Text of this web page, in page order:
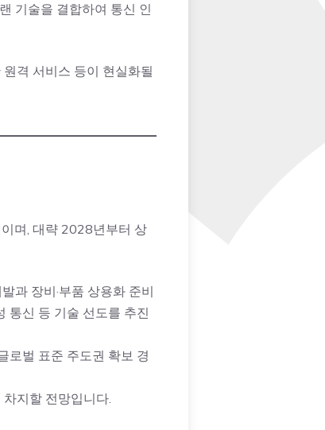
기술을 결합하여 통신 인
격 서비스 등이 현실화될
며, 대략 2028년부터 상
과 장비·부품 상용화 준비
통신 등 기술 선도를 추진
로벌 표준 주도권 확보 경
지할 전망입니다.